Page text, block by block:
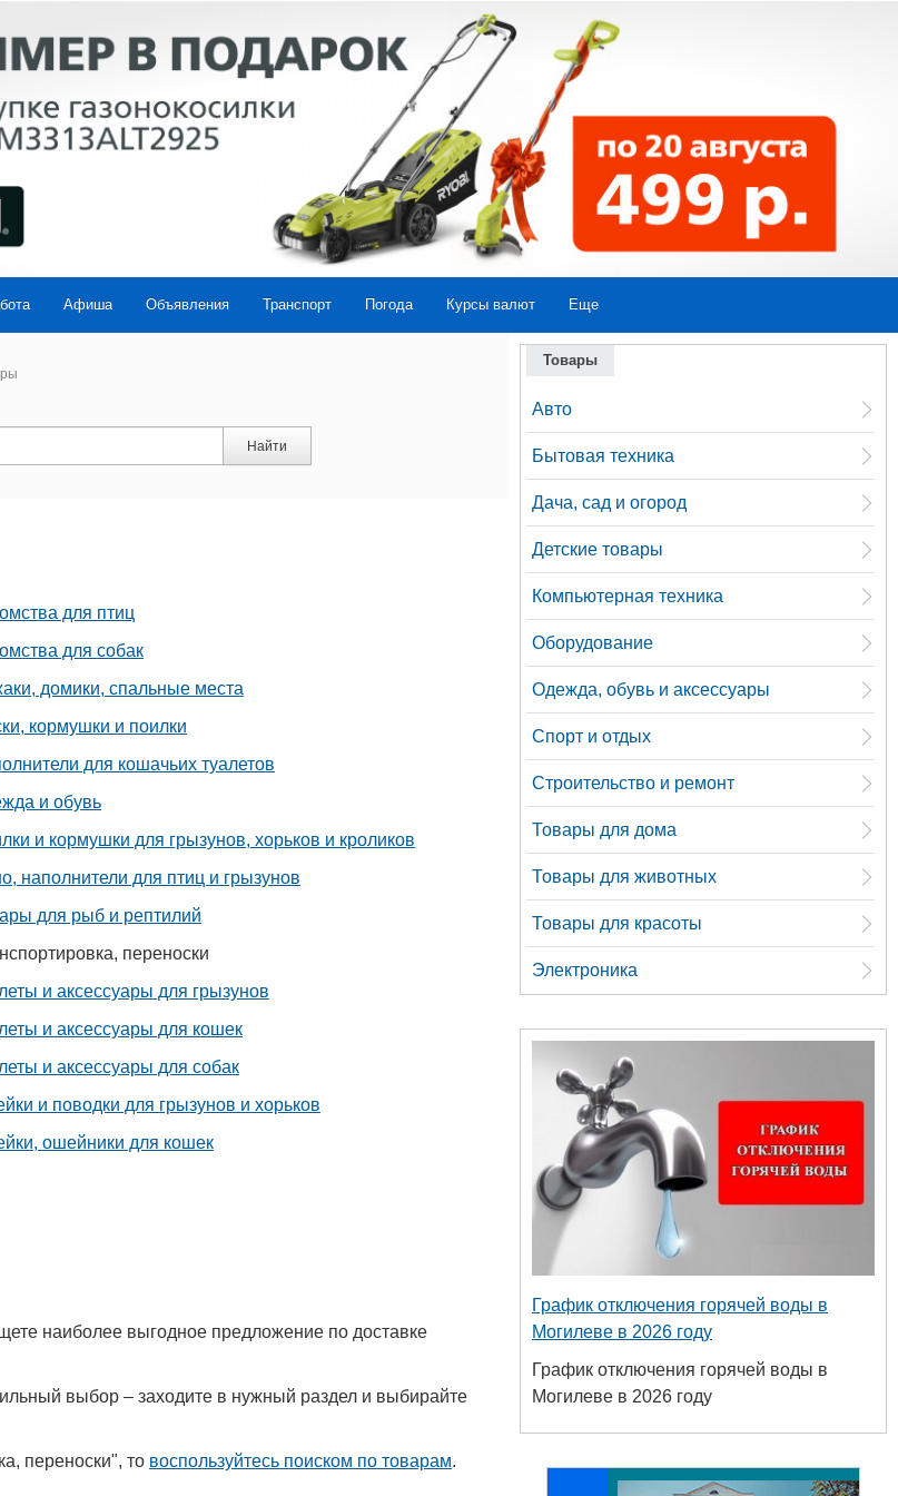
Афиша Объявления Транспорт Погода Курсы валют Еще
Найти
для птиц
для собак
домики, спальные места
кормушки и поилки
для кошачьих туалетов
и обувь
и кормушки для грызунов, хорьков и кроликов
наполнители для птиц и грызунов
для рыб и рептилий
переноски
и аксессуары для грызунов
и аксессуары для кошек
и аксессуары для собак
и поводки для грызунов и хорьков
ошейники для кошек
наиболее выгодное предложение по доставке
выбор – заходите в нужный раздел и выбирайте
переноски", то воспользуйтесь поиском по товарам.
Товары
Авто
Бытовая техника
Дача, сад и огород
Детские товары
Компьютерная техника
Оборудование
Одежда, обувь и аксессуары
Спорт и отдых
Строительство и ремонт
Товары для дома
Товары для животных
Товары для красоты
Электроника
График отключения горячей воды в
Могилеве в 2026 году
График отключения горячей воды в
Могилеве в 2026 году